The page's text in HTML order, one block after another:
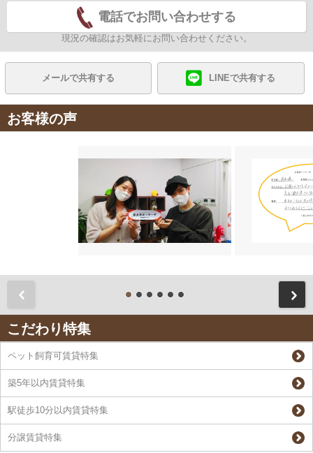
電話でお問い合わせする
現況の確認はお気軽にお問い合わせください。
メールで共有する LINEで共有する
お客様の声
こだわり特集
ペット飼育可賃貸特集
築5年以内賃貸特集
駅徒歩10分以内賃貸特集
分譲賃貸特集